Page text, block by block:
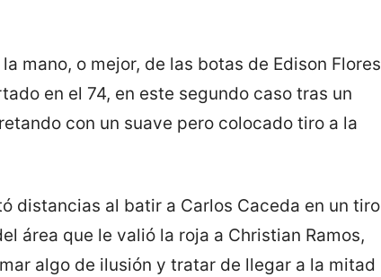
mano, o mejor, de las botas de Edison Flores
en el 74, en este segundo caso tras un
con un suave pero colocado tiro a la
distancias al batir a Carlos Caceda en un tiro
área que le valió la roja a Christian Ramos,
algo de ilusión y tratar de llegar a la mitad